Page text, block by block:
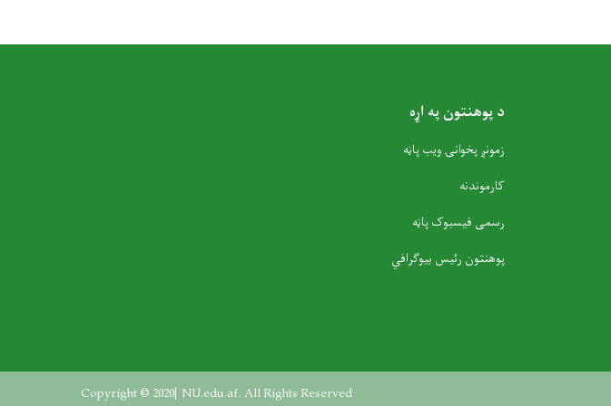
د پوهنتون په اړه
زمونږ پخوانۍ ویب پاڼه
کارموندنه
رسمی فیسبوک پاڼه
پوهنتون رئیس بیوګرافي
Copyright © 2020| NU.edu.af. All Rights Reserved